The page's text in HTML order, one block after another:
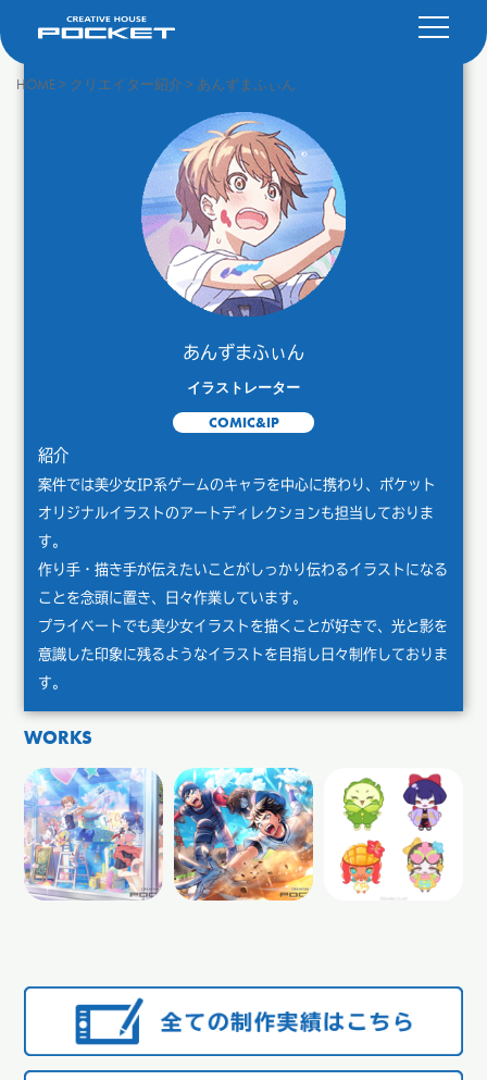
HOME> クリエイター紹介 > あんずまふぃん
あんずまふぃん
イラストレーター
COMIC&IP
紹介
案件では美少女IP系ゲームのキャラを中心に携わり、ポケット
オリジナルイラストのアートディレクションも担当しておりま
す。
作り手・描き手が伝えたいことがしっかり伝わるイラストになる
ことを念頭に置き、日々作業しています。
プライベートでも美少女イラストを描くことが好きで、光と影を
意識した印象に残るようなイラストを目指し日々制作しておりま
す。
WORKS